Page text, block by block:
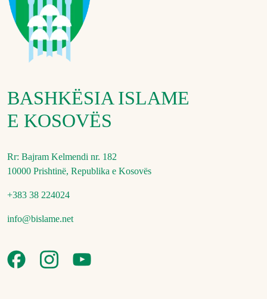
BASHKËSIA ISLAME
E KOSOVËS
Rr: Bajram Kelmendi nr. 182
10000 Prishtinë, Republika e Kosovës
+383 38 224024
info@bislame.net